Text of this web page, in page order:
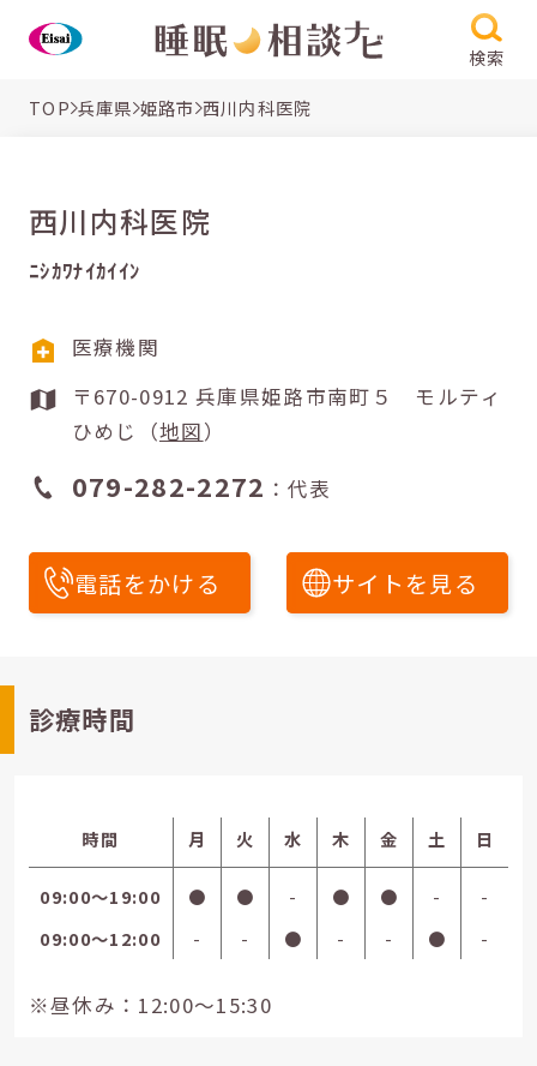
検索
TOP 兵庫県 姫路市 西川内科医院
西川内科医院
ﾆｼｶﾜﾅｲｶｲｲﾝ
医療機関
〒670-0912 兵庫県姫路市南町５ モルティ
ひめじ（地図）
079-282-2272 ：代表
電話をかける サイトを見る
診療時間
時間 月 火 水 木 金 土 日
09:00〜19:00 ● ● - ● ● -
-
09:00〜12:00
- - ● - - ● -
※昼休み：12:00～15:30